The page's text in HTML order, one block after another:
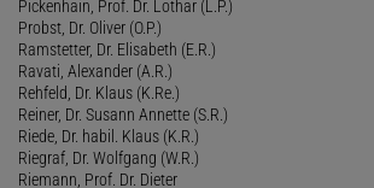
Pickenhain, Prof. Dr. Lothar (L.P.)
Probst, Dr. Oliver (O.P.)
Ramstetter, Dr. Elisabeth (E.R.)
Ravati, Alexander (A.R.)
Rehfeld, Dr. Klaus (K.Re.)
Reiner, Dr. Susann Annette (S.R.)
Riede, Dr. habil. Klaus (K.R.)
Riegraf, Dr. Wolfgang (W.R.)
Riemann, Prof. Dr. Dieter